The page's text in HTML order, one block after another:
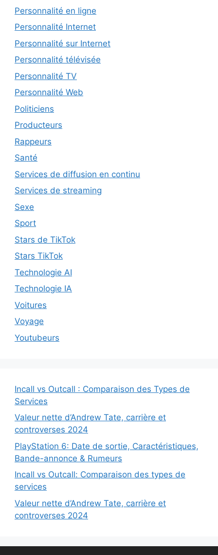
Personnalité en ligne
Personnalité Internet
Personnalité sur Internet
Personnalité télévisée
Personnalité TV
Personnalité Web
Politiciens
Producteurs
Rappeurs
Santé
Services de diffusion en continu
Services de streaming
Sexe
Sport
Stars de TikTok
Stars TikTok
Technologie AI
Technologie IA
Voitures
Voyage
Youtubeurs
Incall vs Outcall : Comparaison des Types de
Services
Valeur nette d’Andrew Tate, carrière et
controverses 2024
PlayStation 6: Date de sortie, Caractéristiques,
Bande-annonce & Rumeurs
Incall vs Outcall: Comparaison des types de
services
Valeur nette d’Andrew Tate, carrière et
controverses 2024